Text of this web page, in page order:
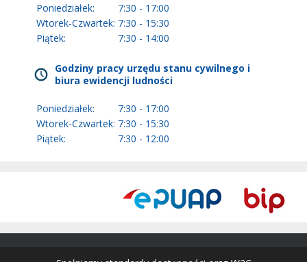
Poniedziałek:
7:30 - 17:00
Wtorek-Czwartek: 7:30 - 15:30
Piątek:
7:30 - 14:00
Godziny pracy urzędu stanu cywilnego i
biura ewidencji ludności
Poniedziałek:
7:30 - 17:00
Wtorek-Czwartek: 7:30 - 15:30
Piątek:
7:30 - 12:00